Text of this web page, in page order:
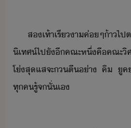
ส​เท้า​เรี​า​ค่ๆ​้า
ิเทศ​์​ไป​ั​ี​คณะ​หึ่​คื​คณะ​ิ
โ่​สุ​แส​จะ​​ตี​่า​ ​คิ​ ​ู
ทุค​รู้​จ​ั่เ